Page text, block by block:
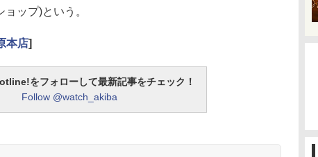
ョップ)という。
本店]
をフォローして最新記事をチェック！
Follow @watch_akiba